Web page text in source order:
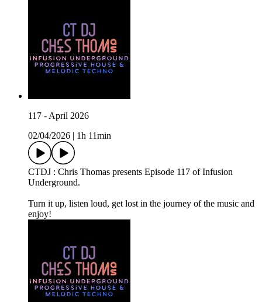
117 - April 2026
02/04/2026
1h 11min
CTDJ : Chris Thomas presents Episode 117 of Infusion
Underground.
Turn it up, listen loud, get lost in the journey of the music and
enjoy!